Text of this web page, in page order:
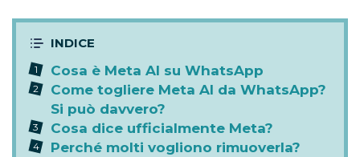
Cosa è Meta AI su WhatsApp
Come togliere Meta AI da WhatsApp?
Si può davvero?
Cosa dice ufficialmente Meta?
Perché molti vogliono rimuoverla?